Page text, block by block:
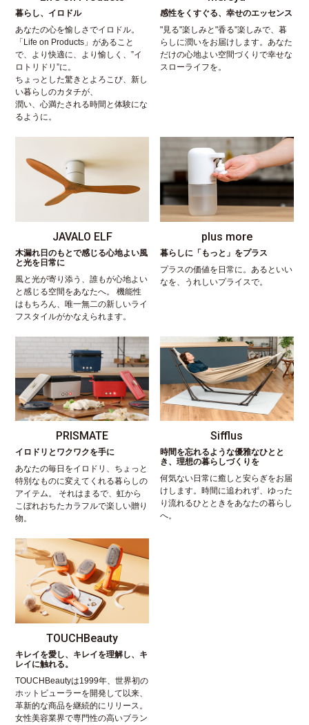
暮らし、イロドル
あなたの心を愉しさでイロドル。
「Life on Products」があること
で、より快適に、より愉しく、”イ
ロトリドリ”に。
ちょっとした驚きとよろこび、新し
い暮らしのカタチが、
潤い、心満たされる時間と体験にな
るように。
感性をくすぐる、幸せのエッセンス
"見る"楽しみと"香る"楽しみで、暮
らしに潤いをお届けします。あなた
だけの心地よい空間づくりで幸せな
スローライフを。
JAVALO ELF
木漏れ日のもとで感じる心地よい風
と光を日常に
風と光が寄り添う、誰もが心地よい
と感じる空間をあなたへ。 機能性
はもちろん、唯一無二の新しいライ
フスタイルがかなえられます。
plus more
暮らしに「もっと」をプラス
プラスの価値を日常に。あるといい
なを、うれしいプライスで。
PRISMATE
イロドリとワクワクを手に
あなたの毎日をイロドリ、ちょっと
特別なものに変えてくれる暮らしの
アイテム。 それはまるで、虹から
こぼれおちたカラフルで楽しい贈り
物。
Sifflus
時間を忘れるような優雅なひとと
き、理想の暮らしづくりを
何気ない日常に癒しと安らぎをお届
けします。時間に追われず、ゆった
り流れるひとときをあなたの暮らし
へ。
TOUCHBeauty
キレイを愛し、キレイを理解し、キ
レイに触れる。
TOUCHBeautyは1999年、世界初の
ホットビューラーを開発して以来、
革新的な商品を継続的にリリース。
女性美容業界で専門性の高いブラン